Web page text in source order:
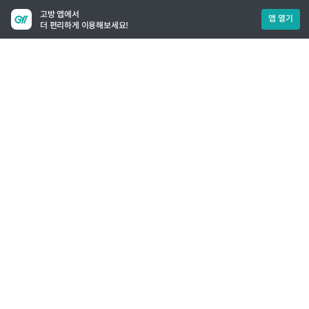
고방 앱에서
더 편리하게 이용해보세요!
앱 열기